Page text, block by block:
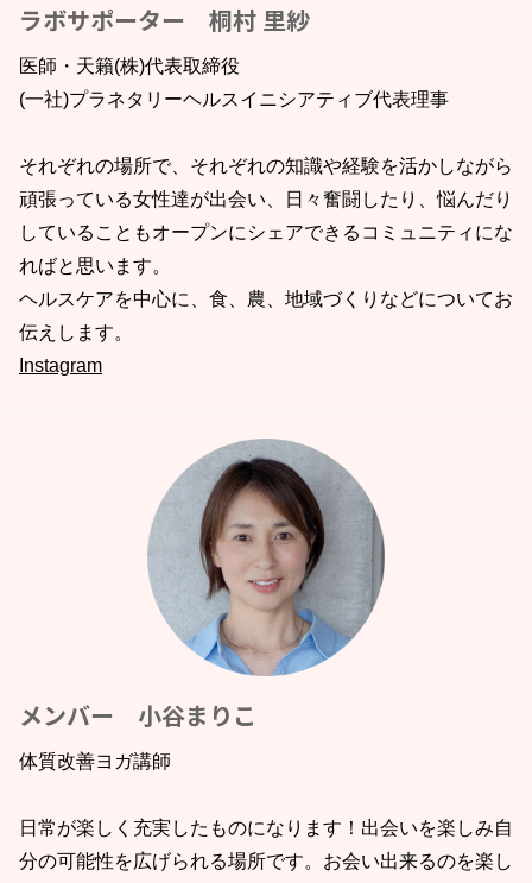
ラボサポーター 桐村 里紗
医師・天籟(株)代表取締役
(一社)プラネタリーヘルスイニシアティブ代表理事
それぞれの場所で、それぞれの知識や経験を活かしながら
頑張っている女性達が出会い、日々奮闘したり、悩んだり
していることもオープンにシェアできるコミュニティにな
ればと思います。
ヘルスケアを中心に、食、農、地域づくりなどについてお
伝えします。
Instagram
メンバー 小谷まりこ
体質改善ヨガ講師
日常が楽しく充実したものになります！出会いを楽しみ自
分の可能性を広げられる場所です。お会い出来るのを楽し